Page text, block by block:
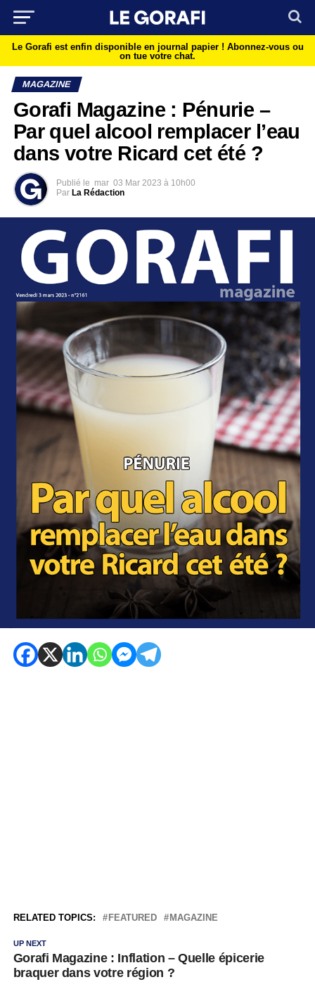
Le Gorafi est enfin disponible en journal papier ! Abonnez-vous ou
on tue votre chat.
MAGAZINE
Gorafi Magazine : Pénurie –
Par quel alcool remplacer l’eau
dans votre Ricard cet été ?
Publié le mar 03 Mar 2023 à 10h00
Par La Rédaction
RELATED TOPICS: FEATURED MAGAZINE
UP NEXT
Gorafi Magazine : Inflation – Quelle épicerie
braquer dans votre région ?